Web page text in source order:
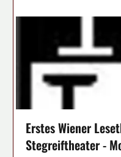
Erstes Wiener
Stegreiftheater -